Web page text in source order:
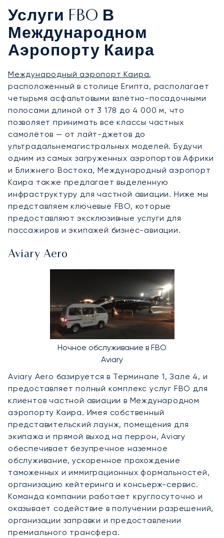
Услуги FBO В
Международном
Аэропорту Каира
Международный аэропорт Каира,
расположенный в столице Египта, располагает
четырьмя асфальтовыми взлётно-посадочными
полосами длиной от 3 178 до 4 000 м, что
позволяет принимать все классы частных
самолётов — от лайт-джетов до
ультрадальнемагистральных моделей. Будучи
одним из самых загруженных аэропортов Африки
и Ближнего Востока, Международный аэропорт
Каира также предлагает выделенную
инфраструктуру для частной авиации. Ниже мы
представляем ключевые FBO, которые
предоставляют эксклюзивные услуги для
пассажиров и экипажей бизнес-авиации.
Aviary Aero
Ночное обслуживание в FBO
Aviary
Aviary Aero базируется в Терминале 1, Зале 4, и
предоставляет полный комплекс услуг FBO для
клиентов частной авиации в Международном
аэропорту Каира. Имея собственный
представительский лаунж, помещения для
экипажа и прямой выход на перрон, Aviary
обеспечивает безупречное наземное
обслуживание, ускоренное прохождение
таможенных и иммиграционных формальностей,
организацию кейтеринга и консьерж-сервис.
Команда компании работает круглосуточно и
оказывает содействие в получении разрешений,
организации заправки и предоставлении
премиального трансфера.